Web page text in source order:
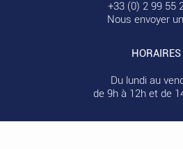
+33 (0) 2 99 55
Nous envoyer
HORAIRES
Du lundi au
de 9h à 12h et de